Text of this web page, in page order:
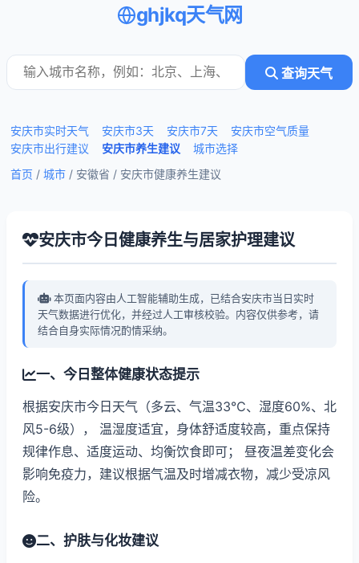
ghjkq天气网
查询天气
安庆市实时天气 安庆市3天 安庆市7天
安庆市空气质量
安庆市出行建议
安庆市养生建议
城市选择
首页 / 城市 / 安徽省 / 安庆市健康养生建议
安庆市今日健康养生与居家护理建议
本页面内容由人工智能辅助生成，已结合安庆市当日实时
天气数据进行优化，并经过人工审核校验。内容仅供参考，请
结合自身实际情况酌情采纳。
一、今日整体健康状态提示
根据安庆市今日天气（多云、气温33℃、湿度60%、北
风5-6级）， 温湿度适宜，身体舒适度较高，重点保持
规律作息、适度运动、均衡饮食即可； 昼夜温差变化会
影响免疫力，建议根据气温及时增减衣物，减少受凉风
险。
二、护肤与化妆建议